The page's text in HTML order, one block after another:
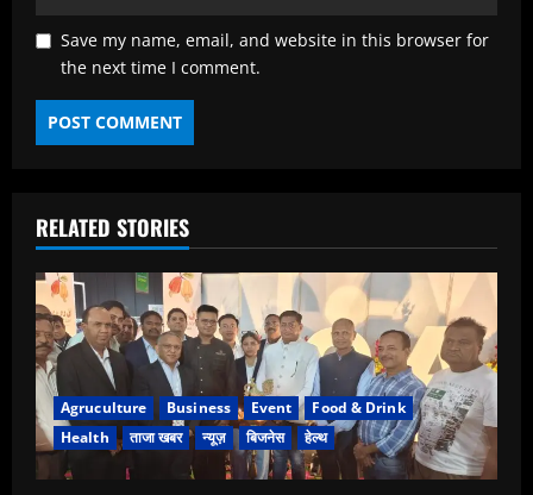
Save my name, email, and website in this browser for
the next time I comment.
RELATED STORIES
Agruculture Business Event
Food & Drink
Health
ताजा खबर न्यूज़ बिजनेस हेल्थ